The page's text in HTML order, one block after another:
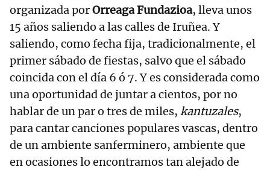
organizada porOrreaga Fundazioa, lleva unos
15 años saliendo a las calles de Iruñea. Y
saliendo, como fecha fija, tradicionalmente, el
primer sábado de fiestas, salvo que el sábado
coincida con el día 6 ó 7. Y es considerada como
una oportunidad de juntar a cientos, por no
hablar de un par o tres de miles, kantuzales,
para cantar canciones populares vascas, dentro
de un ambiente sanferminero, ambiente que
en ocasiones lo encontramos tan alejado de